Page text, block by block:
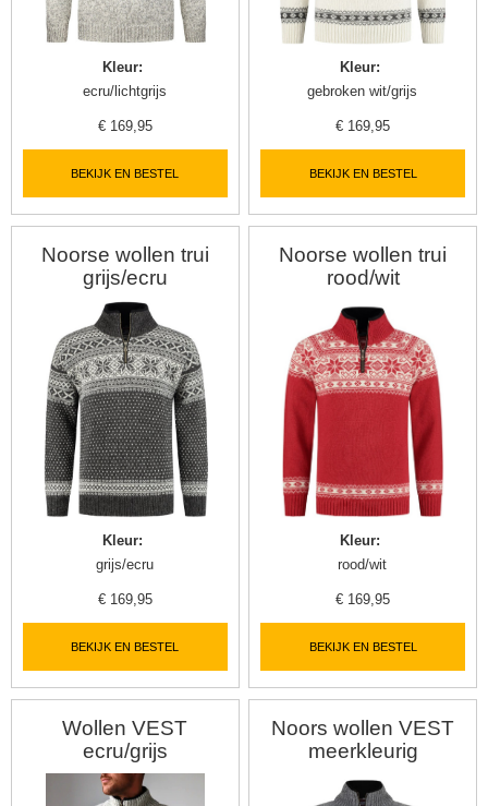
Kleur:
ecru/lichtgrijs
€ 169,95
BEKIJK EN BESTEL
Kleur:
gebroken wit/grijs
€ 169,95
BEKIJK EN BESTEL
Noorse wollen trui
grijs/ecru
Kleur:
grijs/ecru
€ 169,95
BEKIJK EN BESTEL
Noorse wollen trui
rood/wit
Kleur:
rood/wit
€ 169,95
BEKIJK EN BESTEL
Wollen VEST
ecru/grijs
Noors wollen VEST
meerkleurig